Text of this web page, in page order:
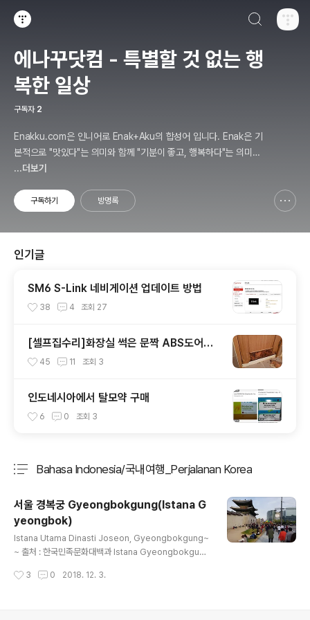
에나꾸닷컴 - 특별할 것 없는 행
복한 일상
구독자 2
Enakku.com은 인니어로 Enak+Aku의 합성어 입니다. Enak은 기
본적으로 "맛있다"는 의미와 함께 "기분이 좋고, 행복하다"는 의미를
포함한 좋은 단어입니다. 제 블로그를 맛있게 이용하길 희망하며 Ena
...더보기
구독하기 방명록
인기글
SM6 S-Link 네비게이션 업데이트 방법
38 4 조회 27
[셀프집수리]화장실 썩은 문짝 ABS도어로
셀프 교체하는 방법
45 11 조회 3
인도네시아에서 탈모약 구매
6 0 조회 3
Bahasa Indonesia/국내여행_Perjalanan Korea
서울 경복궁 Gyeongbokgung(Istana G
yeongbok)
Istana Utama Dinasti Joseon, Gyeongbokgung~
~ 출처 : 한국민족문화대백과 Istana Gyeongbokgung
dirikan pada tahun 1395. Gyeongbokgung terlet
3 0 2018. 12. 3.